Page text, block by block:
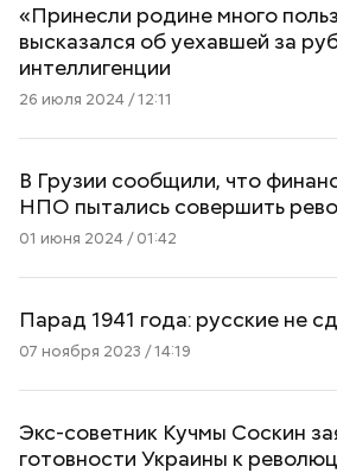
«Принесли родине много
высказался об уехавшей за
интеллигенции
26 июля 2024 / 12:11
В Грузии сообщили, что
НПО пытались совершить
01 июня 2024 / 01:42
Парад 1941 года: русские не
07 ноября 2023 / 14:19
Экс-советник Кучмы Соскин
готовности Украины к